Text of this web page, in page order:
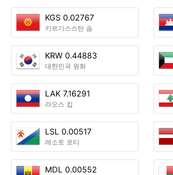
KGS 0.02767
키르기스스탄 솜
KRW 0.44883
대한민국 원화
LAK 7.16291
라오스 킵
LSL 0.00517
레소토 로티
MDL 0.00552